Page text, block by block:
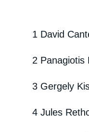
1 David
2 Panagiotis
3 Gergely
4 Jules